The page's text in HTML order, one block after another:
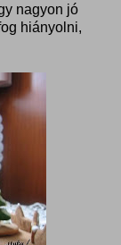
nagyon jó
hiányolni,